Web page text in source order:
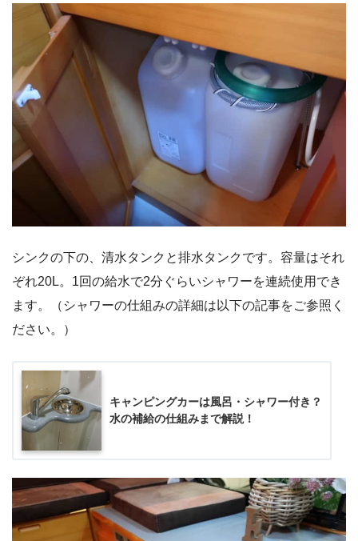
シンクの下の、清水タンクと排水タンクです。容量はそれ
ぞれ20L。1回の給水で2分ぐらいシャワーを連続使用でき
ます。（シャワーの仕組みの詳細は以下の記事をご参照く
ださい。）
キャンピングカーは風呂・シャワー付き？
水の補給の仕組みまで解説！